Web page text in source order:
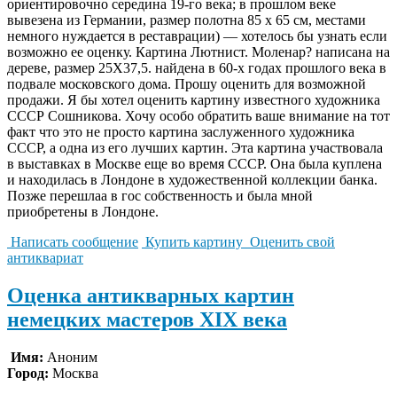
ориентировочно середина 19-го века; в прошлом веке
вывезена из Германии, размер полотна 85 х 65 см, местами
немного нуждается в реставрации) — хотелось бы узнать если
возможно ее оценку. Картина Лютнист. Моленар? написана на
дереве, размер 25Х37,5. найдена в 60-х годах прошлого века в
подвале московского дома. Прошу оценить для возможной
продажи. Я бы хотел оценить картину известного художника
СССР Сошникова. Хочу особо обратить ваше внимание на тот
факт что это не просто картина заслуженного художника
СССР, а одна из его лучших картин. Этa картинa участвовалa
в выставках в Москве еще во время СССР. Она была куплена
и находилась в Лондоне в художественной коллекции банка.
Позже перешлаa в гос собственность и былa мной
приобретены в Лондоне.
Написать сообщение Купить картину Оценить свой
антиквариат
Оценка антикварных картин
немецких мастеров XIX века
Имя: Аноним
Город: Москва